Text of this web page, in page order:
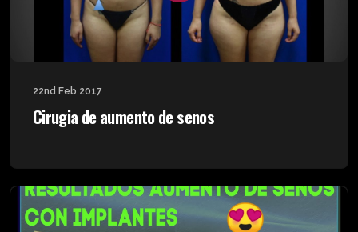
22nd Feb 2017
Cirugia de aumento de senos